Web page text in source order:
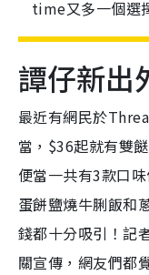
time又多一個選
譚仔新出
最近有網民於
當，$36起就有雙
便當一共有3款口
蛋餅鹽燒牛脷飯和
錢都十分吸引！記
關宣傳，網友們都